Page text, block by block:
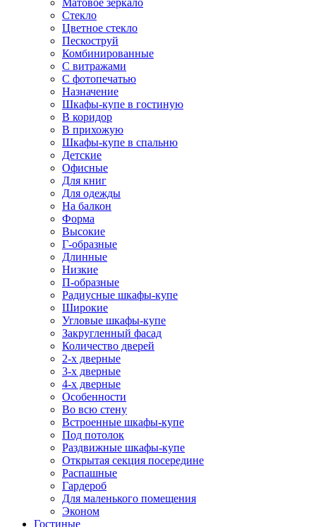
Матовое зеркало
Стекло
Цветное стекло
Пескоструй
Комбинированные
С витражами
С фотопечатью
Назначение
Шкафы-купе в гостиную
В коридор
В прихожую
Шкафы-купе в спальню
Детские
Офисные
Для книг
Для одежды
На балкон
Форма
Высокие
Г-образные
Длинные
Низкие
П-образные
Радиусные шкафы-купе
Широкие
Угловые шкафы-купе
Закругленный фасад
Количество дверей
2-х дверные
3-х дверные
4-х дверные
Особенности
Во всю стену
Встроенные шкафы-купе
Под потолок
Раздвижные шкафы-купе
Открытая секция посередине
Распашные
Гардероб
Для маленького помещения
Эконом
Гостиные